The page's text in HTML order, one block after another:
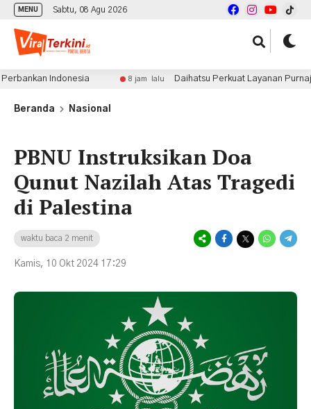
MENU Sabtu, 08 Agu 2026
Indonesia 8 jam lalu Daihatsu Perkuat Layanan Purnajual di
Beranda Nasional
PBNU Instruksikan Doa
Qunut Nazilah Atas Tragedi
di Palestina
waktu baca 2 menit
Kamis, 10 Okt 2024 17:29